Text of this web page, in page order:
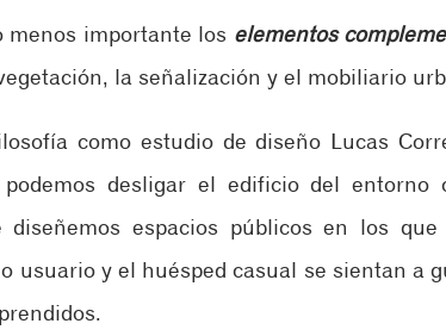
menos importante los elementos
la señalización y el mobiliario
como estudio de diseño Lucas
desligar el edificio del entorno
diseñemos espacios públicos en los
usuario y el huésped casual se sientan a